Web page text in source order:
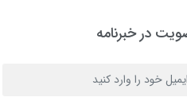
در خبرنامه